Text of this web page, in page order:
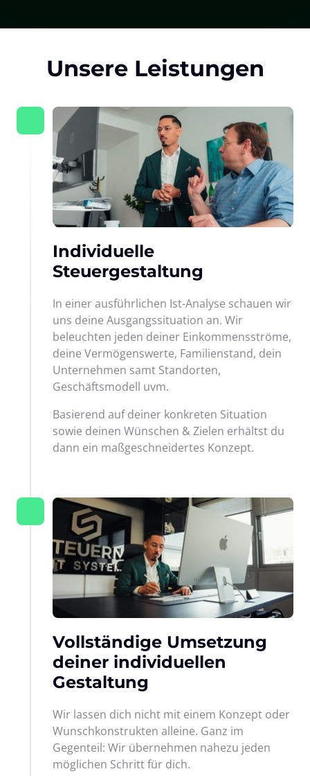
Unsere Leistungen
Individuelle
Steuergestaltung
In einer ausführlichen Ist-Analyse schauen wir
uns deine Ausgangssituation an. Wir
beleuchten jeden deiner Einkommensströme,
deine Vermögenswerte, Familienstand, dein
Unternehmen samt Standorten,
Geschäftsmodell uvm.
Basierend auf deiner konkreten Situation
sowie deinen Wünschen & Zielen erhältst du
dann ein maßgeschneidertes Konzept.
Vollständige Umsetzung
deiner individuellen
Gestaltung
Wir lassen dich nicht mit einem Konzept oder
Wunschkonstrukten alleine. Ganz im
Gegenteil: Wir übernehmen nahezu jeden
möglichen Schritt für dich.